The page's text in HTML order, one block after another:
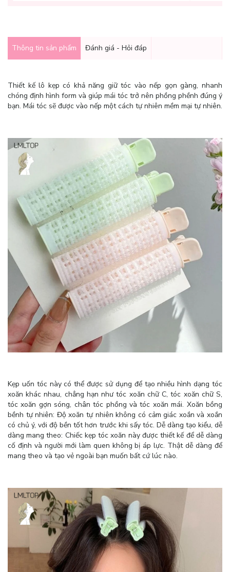
Thông tin sản phẩm Đánh giá - Hỏi đáp
Thiết kế lô kẹp có khả năng giữ tóc vào nếp gọn gàng, nhanh
chóng định hình form và giúp mái tóc trở nên phồng phềnh đúng ý
bạn. Mái tóc sẽ được vào nếp một cách tự nhiên mềm mại tự nhiên.
Kẹp uốn tóc này có thể được sử dụng để tạo nhiều hình dạng tóc
xoăn khác nhau, chẳng hạn như tóc xoăn chữ C, tóc xoăn chữ S,
tóc xoăn gợn sóng, chân tóc phồng và tóc xoăn mái. Xoăn bồng
bềnh tự nhiên: Độ xoăn tự nhiên không có cảm giác xoắn và xoắn
có chủ ý, với độ bền tốt hơn trước khi sấy tóc. Dễ dàng tạo kiểu, dễ
dàng mang theo: Chiếc kẹp tóc xoăn này được thiết kế để dễ dàng
cố định và người mới làm quen không bị áp lực. Thật dễ dàng để
mang theo và tạo vẻ ngoài bạn muốn bất cứ lúc nào.